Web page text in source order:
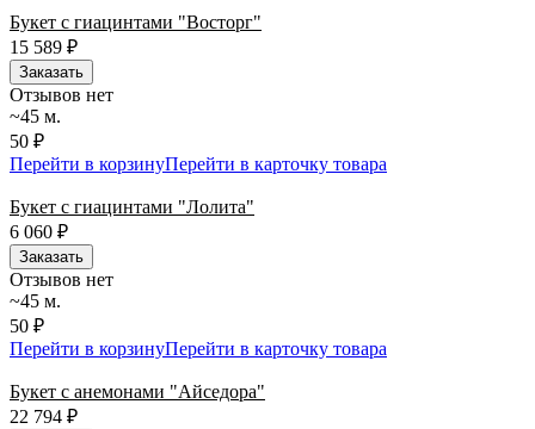
Букет с гиацинтами "Восторг"
15 589 ₽
Заказать
Отзывов нет
~45 м.
50 ₽
Перейти в корзинуПерейти в карточку товара
Букет с гиацинтами "Лолита"
6 060 ₽
Заказать
Отзывов нет
~45 м.
50 ₽
Перейти в корзинуПерейти в карточку товара
Букет с анемонами "Айседора"
22 794 ₽